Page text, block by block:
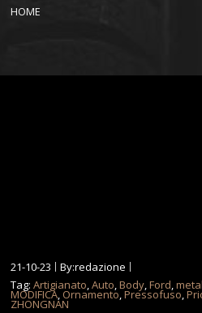
HOME
21-10-23
By:redazione
Tag:Artigianato,Auto,Body,Ford,
MODIFICA, Ornamento,Pressofuso,
ZHONGNAN